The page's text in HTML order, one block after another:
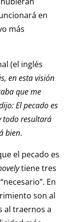
en
más
(el inglés
en esta visión
que me
El pecado es
todo resultará
bien.
el pecado es
tiene tres
En
son al
al traernos a